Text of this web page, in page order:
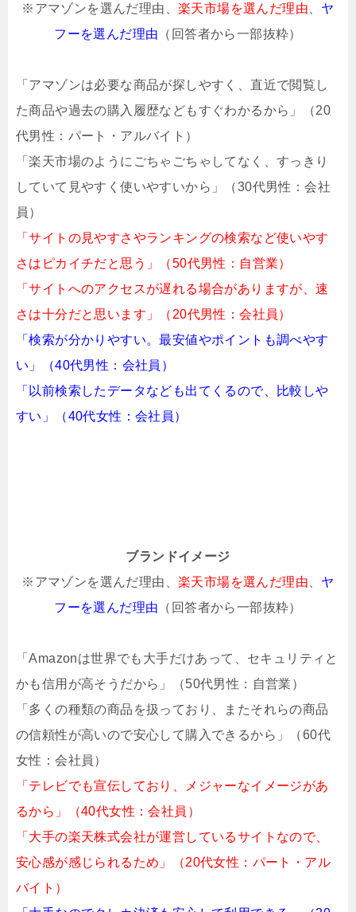
※アマゾンを選んだ理由、 楽天市場を選んだ理由
ヤ
フーを選んだ理由 （回答者から一部抜粋）
「アマゾンは必要な商品が探しやすく、直近で閲覧し
た商品や過去の購入履歴などもすぐわかるから」（20
代男性：パート・アルバイト）
「楽天市場のようにごちゃごちゃしてなく、すっきり
していて見やすく使いやすいから」（30代男性：会社
員）
「サイトの見やすさやランキングの検索など使いやす
さはピカイチだと思う」（50代男性：自営業）
「サイトへのアクセスが遅れる場合がありますが、速
さは十分だと思います」（20代男性：会社員）
「検索が分かりやすい。最安値やポイントも調べやす
い」（40代男性：会社員）
「以前検索したデータなども出てくるので、比較しや
すい」（40代女性：会社員）
ブランドイメージ
※アマゾンを選んだ理由、 楽天市場を選んだ理由
ヤ
フーを選んだ理由 （回答者から一部抜粋）
「Amazonは世界でも大手だけあって、セキュリティと
かも信用が高そうだから」（50代男性：自営業）
「多くの種類の商品を扱っており、またそれらの商品
の信頼性が高いので安心して購入できるから」（60代
女性：会社員）
「テレビでも宣伝しており、メジャーなイメージがあ
るから」（40代女性：会社員）
「大手の楽天株式会社が運営しているサイトなので、
安心感が感じられるため」（20代女性：パート・アル
バイト）